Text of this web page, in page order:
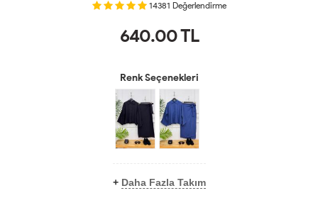
14381 Değerlendirme
640.00TL
Renk Seçenekleri
+ Daha Fazla Takım